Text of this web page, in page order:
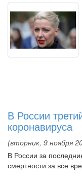
В России
коронавируса
(вторник, 9 ноября
В России за
смертности за все